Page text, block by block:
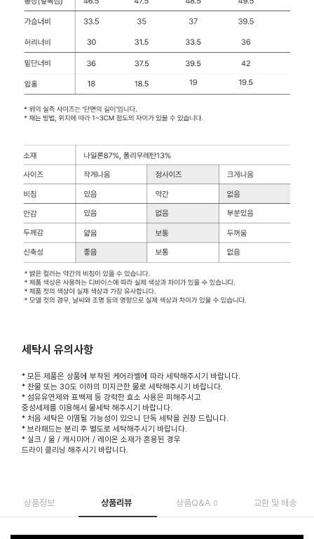
세탁시 유의사항
* 모든 제품은 상품에 부착된 케어라벨에 따라 세탁해주시기 바랍니다.
* 찬물 또는 30도 이하의 미지근한 물로 세탁해주시기 바랍니다.
* 섬유유연제와 표백제 등 강력한 효소 사용은 피해주시고
중성세제를 이용해서 물세탁 해주시기 바랍니다.
* 처음 세탁은 이염될 가능성이 있으니 단독 세탁을 권장 드립니다.
* 브라패드는 분리 후 별도로 세탁해주시기 바랍니다.
* 실크 / 울 / 캐시미어 / 레이온 소재가 혼용된 경우
드라이 클리닝 해주시기 바랍니다.
상품정보 상품리뷰 상품Q&A 0 교환 및 배송